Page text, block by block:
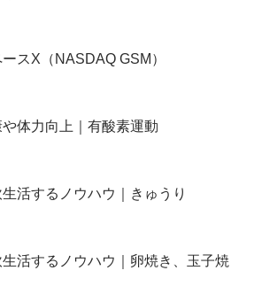
スX（NASDAQ GSM）
体力向上｜有酸素運動
活するノウハウ｜きゅうり
活するノウハウ｜卵焼き、玉子焼